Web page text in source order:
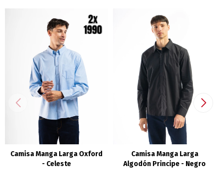
Camisa Manga Larga Oxford
- Celeste
Camisa Manga Larga
Algodón Principe - Negro